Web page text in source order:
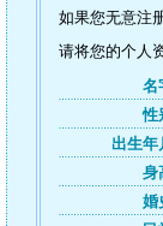
如果您无意注
请将您的个人
名
性
出生年
身
婚